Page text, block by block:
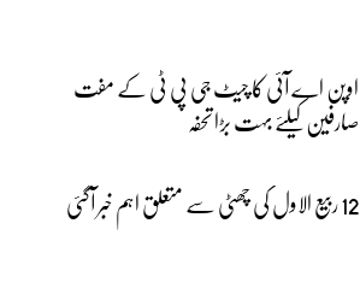
اوپن اے آئی کا چیٹ جی پی ٹی کے مفت
صارفین کیلئے بہت بڑا تحفہ
12 ربیع الاول کی چھٹی سے متعلق اہم خبر آگئی